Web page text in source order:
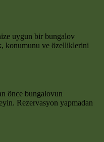
uygun bir bungalov
konumunu ve özelliklerini
önce bungalovun
Rezervasyon yapmadan